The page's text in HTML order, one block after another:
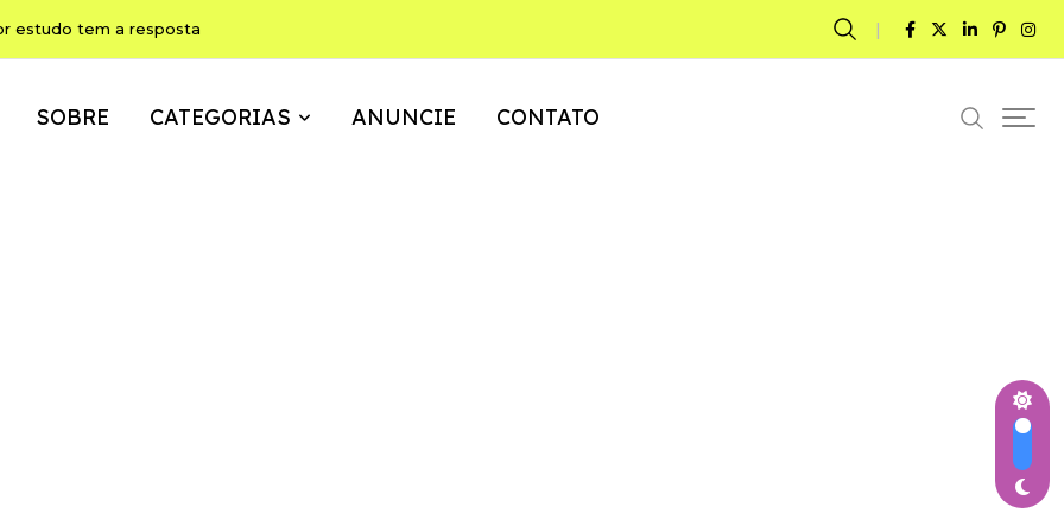
pode ser, ao mesmo tempo, memória, brincadeira e expressão
SOBRE CATEGORIAS ANUNCIE CONTATO